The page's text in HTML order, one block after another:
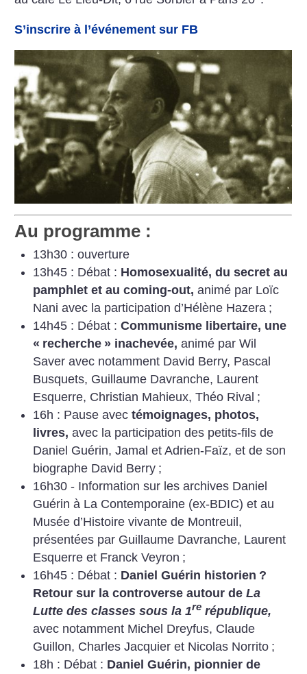
S’inscrire à l’événement sur FB
Au programme :
13h30 : ouverture
13h45 : Débat : Homosexualité, du secret au
pamphlet et au coming-out, animé par Loïc
Nani avec la participation d’Hélène Hazera ;
14h45 : Débat : Communisme libertaire, une
« recherche » inachevée, animé par Wil
Saver avec notamment David Berry, Pascal
Busquets, Guillaume Davranche, Laurent
Esquerre, Christian Mahieux, Théo Rival ;
16h : Pause avec témoignages, photos,
livres, avec la participation des petits-fils de
Daniel Guérin, Jamal et Adrien-Faïz, et de son
biographe David Berry ;
16h30 - Information sur les archives Daniel
Guérin à La Contemporaine (ex-BDIC) et au
Musée d’Histoire vivante de Montreuil,
présentées par Guillaume Davranche, Laurent
Esquerre et Franck Veyron ;
16h45 : Débat : Daniel Guérin historien ?
Retour sur la controverse autour de La
Lutte des classes sous la 1rerépublique,
avec notamment Michel Dreyfus, Claude
Guillon, Charles Jacquier et Nicolas Norrito ;
18h : Débat : Daniel Guérin, pionnier de